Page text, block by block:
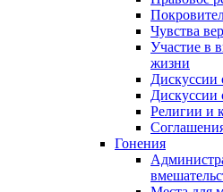
Чувства
Участие в
жизни
Дискуссии
Дискуссии
Религии и
Гонения